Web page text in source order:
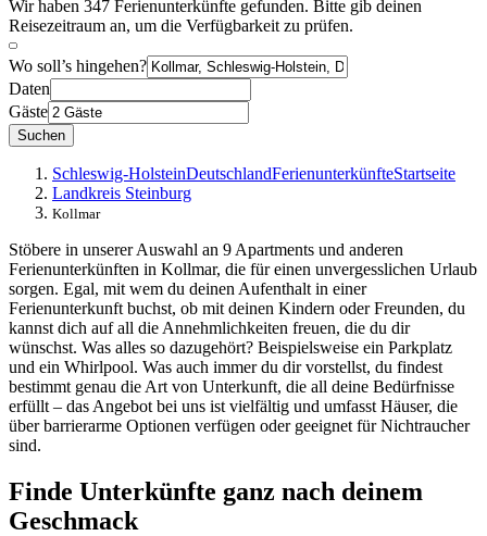
Wir haben 347 Ferienunterkünfte gefunden. Bitte gib deinen
Reisezeitraum an, um die Verfügbarkeit zu prüfen.
Wo soll’s hingehen?
Daten
Gäste
Suchen
Schleswig-HolsteinDeutschlandFerienunterkünfteStartseite
Landkreis Steinburg
Kollmar
Stöbere in unserer Auswahl an 9 Apartments und anderen
Ferienunterkünften in Kollmar, die für einen unvergesslichen Urlaub
sorgen. Egal, mit wem du deinen Aufenthalt in einer
Ferienunterkunft buchst, ob mit deinen Kindern oder Freunden, du
kannst dich auf all die Annehmlichkeiten freuen, die du dir
wünschst. Was alles so dazugehört? Beispielsweise ein Parkplatz
und ein Whirlpool. Was auch immer du dir vorstellst, du findest
bestimmt genau die Art von Unterkunft, die all deine Bedürfnisse
erfüllt – das Angebot bei uns ist vielfältig und umfasst Häuser, die
über barrierarme Optionen verfügen oder geeignet für Nichtraucher
sind.
Finde Unterkünfte ganz nach deinem
Geschmack